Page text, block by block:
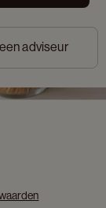
adviseur